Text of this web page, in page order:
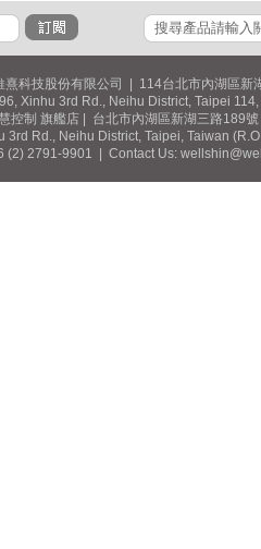
科技股份有限公司 | 114台北市內湖區新
Xinhu 3rd Rd., Neihu District, Taipei
控制 旗艦店 | 台北市內湖區新湖三路189
Rd., Neihu District, Taipei, Taiwan
(2) 2791-9901 | Contact Us: